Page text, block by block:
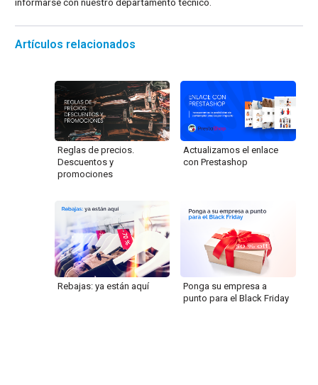
Artículos relacionados
Reglas de precios.
Descuentos y
promociones
Actualizamos el enlace
con Prestashop
Rebajas: ya están aquí
Ponga su empresa a
punto para el Black Friday